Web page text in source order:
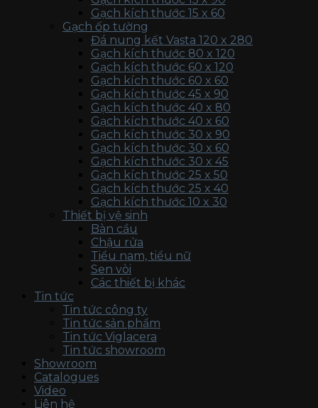
Gạch kích thước 15 x 60
Gạch ốp tường
Đá nung kết Vasta 120 x 280
Gạch kích thước 80 x 120
Gạch kích thước 60 x 120
Gạch kích thước 60 x 60
Gạch kích thước 45 x 90
Gạch kích thước 40 x 80
Gạch kích thước 40 x 60
Gạch kích thước 30 x 90
Gạch kích thước 30 x 60
Gạch kích thước 30 x 45
Gạch kích thước 25 x 50
Gạch kích thước 25 x 40
Gạch kích thước 10 x 30
Thiết bị vệ sinh
Bàn cầu
Chậu rửa
Tiểu nam, tiểu nữ
Sen vòi
Các thiết bị khác
Tin tức
Tin tức công ty
Tin tức sản phẩm
Tin tức Viglacera
Tin tức showroom
Showroom
Catalogues
Video
Liên hệ